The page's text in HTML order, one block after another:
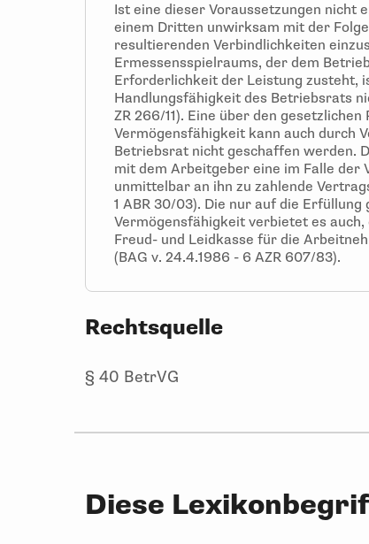
Ist eine dieser Voraussetzungen
einem Dritten unwirksam mit der
resultierenden Verbindlichkeiten
Ermessensspielraums, der dem
Erforderlichkeit der Leistung zusteht,
Handlungsfähigkeit des Betriebsrats
ZR 266/11). Eine über den
Vermögensfähigkeit kann auch durch
Betriebsrat nicht geschaffen werden.
mit dem Arbeitgeber eine im Falle der
unmittelbar an ihn zu zahlende
1 ABR 30/03). Die nur auf die
Vermögensfähigkeit verbietet es
Freud- und Leidkasse für die
(BAG v. 24.4.1986 - 6 AZR 607/83).
Rechtsquelle
§ 40 BetrVG
Diese